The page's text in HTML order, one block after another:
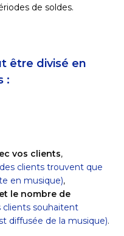
de soldes.
être divisé en
:
vos clients,
clients trouvent que
en musique),
le nombre de
clients souhaitent
diffusée de la musique).